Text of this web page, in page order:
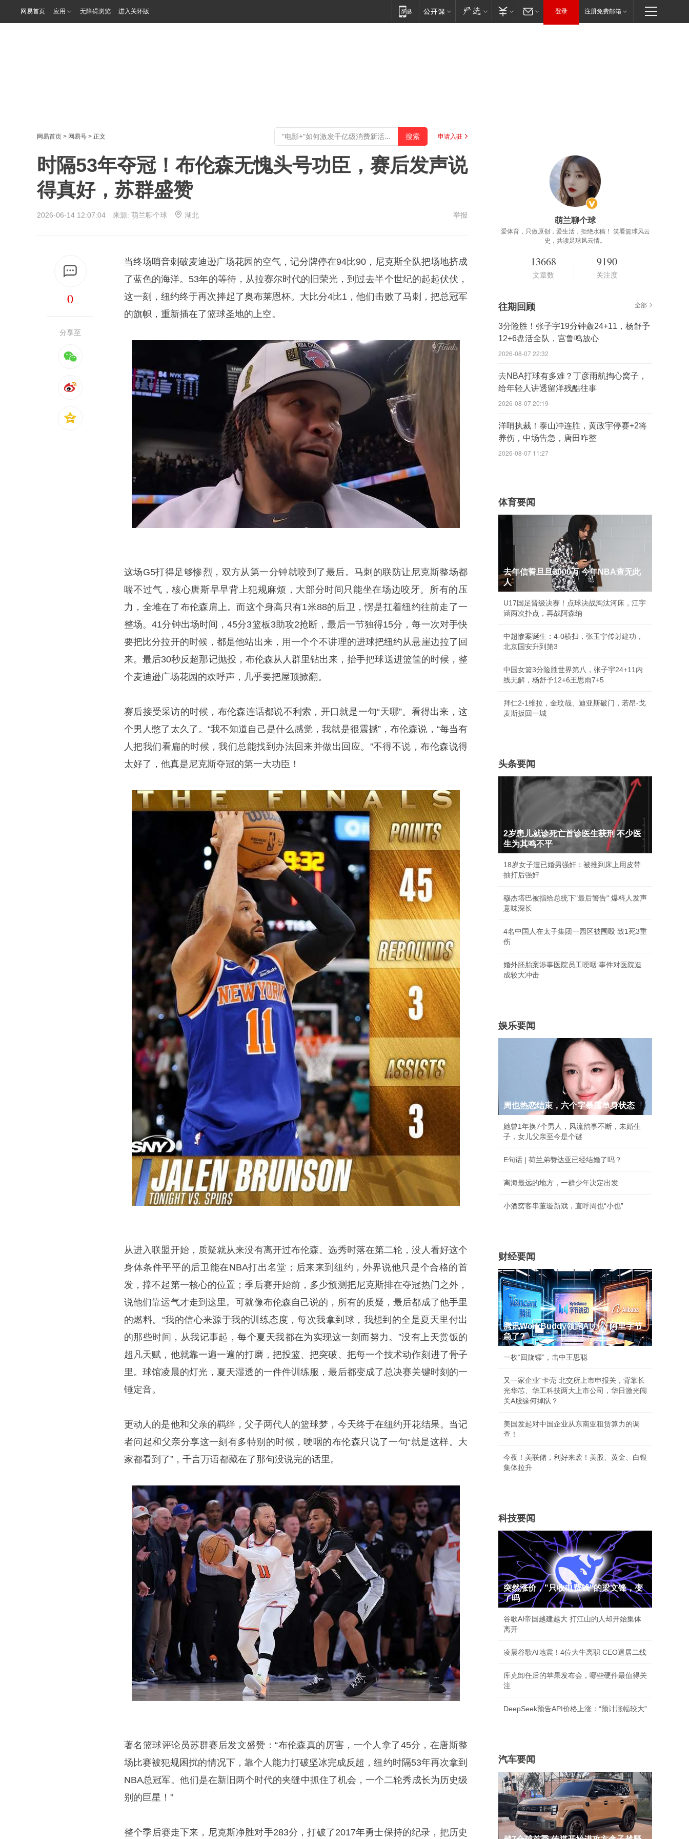
网易首页 应用 无障碍浏览 进入关怀版 登录 注册免费邮箱
网易首页 > 网易号 > 正文 申请入驻
时隔53年夺冠！布伦森无愧头号功臣，赛后发声说
得真好，苏群盛赞
2026-06-14 12:07:04 来源: 萌兰聊个球 湖北 举报
0
分享至
当终场哨音刺破麦迪逊广场花园的空气，记分牌停在94比90，尼克斯全队把场地挤成
了蓝色的海洋。53年的等待，从拉赛尔时代的旧荣光，到过去半个世纪的起起伏伏，
这一刻，纽约终于再次捧起了奥布莱恩杯。大比分4比1，他们击败了马刺，把总冠军
的旗帜，重新插在了篮球圣地的上空。
这场G5打得足够惨烈，双方从第一分钟就咬到了最后。马刺的联防让尼克斯整场都
喘不过气，核心唐斯早早背上犯规麻烦，大部分时间只能坐在场边咬牙。所有的压
力，全堆在了布伦森肩上。而这个身高只有1米88的后卫，愣是扛着纽约往前走了一
整场。41分钟出场时间，45分3篮板3助攻2抢断，最后一节独得15分，每一次对手快
要把比分拉开的时候，都是他站出来，用一个个不讲理的进球把纽约从悬崖边拉了回
来。最后30秒反超那记抛投，布伦森从人群里钻出来，抬手把球送进篮筐的时候，整
个麦迪逊广场花园的欢呼声，几乎要把屋顶掀翻。
赛后接受采访的时候，布伦森连话都说不利索，开口就是一句“天哪”。看得出来，这
个男人憋了太久了。“我不知道自己是什么感觉，我就是很震撼”，布伦森说，“每当有
人把我们看扁的时候，我们总能找到办法回来并做出回应。”不得不说，布伦森说得
太好了，他真是尼克斯夺冠的第一大功臣！
从进入联盟开始，质疑就从来没有离开过布伦森。选秀时落在第二轮，没人看好这个
身体条件平平的后卫能在NBA打出名堂；后来来到纽约，外界说他只是个合格的首
发，撑不起第一核心的位置；季后赛开始前，多少预测把尼克斯排在夺冠热门之外，
说他们靠运气才走到这里。可就像布伦森自己说的，所有的质疑，最后都成了他手里
的燃料。“我的信心来源于我的训练态度，每次我拿到球，我想到的全是夏天里付出
的那些时间，从我记事起，每个夏天我都在为实现这一刻而努力。”没有上天赏饭的
超凡天赋，他就靠一遍一遍的打磨，把投篮、把突破、把每一个技术动作刻进了骨子
里。球馆凌晨的灯光，夏天湿透的一件件训练服，最后都变成了总决赛关键时刻的一
锤定音。
更动人的是他和父亲的羁绊，父子两代人的篮球梦，今天终于在纽约开花结果。当记
者问起和父亲分享这一刻有多特别的时候，哽咽的布伦森只说了一句“就是这样。大
家都看到了”，千言万语都藏在了那句没说完的话里。
著名篮球评论员苏群赛后发文盛赞：“布伦森真的厉害，一个人拿了45分，在唐斯整
场比赛被犯规困扰的情况下，靠个人能力打破坚冰完成反超，纽约时隔53年再次拿到
NBA总冠军。他们是在新旧两个时代的夹缝中抓住了机会，一个二轮秀成长为历史级
别的巨星！”
整个季后赛走下来，尼克斯净胜对手283分，打破了2017年勇士保持的纪录，把历史
萌兰聊个球
爱体育，只做原创，爱生活，拒绝水稿！ 笑看篮球风云
史，共读足球风云情。
13668
文章数
9190
关注度
往期回顾 全部
3分险胜！张子宇19分钟轰24+11，杨舒予
12+6盘活全队，宫鲁鸣放心
2026-08-07 22:32
去NBA打球有多难？丁彦雨航掏心窝子，
给年轻人讲透留洋残酷往事
2026-08-07 20:19
洋哨执裁！泰山冲连胜，黄政宇停赛+2将
养伤，中场告急，唐田咋整
2026-08-07 11:27
体育要闻
去年信誓旦旦3000万 今年NBA查无此
人
U17国足晋级决赛！点球决战淘汰河床，江宇
涵两次扑点，再战阿森纳
中超惨案诞生：4-0横扫，张玉宁传射建功，
北京国安升到第3
中国女篮3分险胜世界第八，张子宇24+11内
线无解，杨舒予12+6王思雨7+5
拜仁2-1维拉，金玟哉、迪亚斯破门，若昂-戈
麦斯扳回一城
头条要闻
2岁患儿就诊死亡首诊医生获刑 不少医
生为其鸣不平
18岁女子遭已婚男强奸：被推到床上用皮带
抽打后强奸
穆杰塔巴被指给总统下"最后警告" 爆料人发声
意味深长
4名中国人在太子集团一园区被围殴 致1死3重
伤
婚外胚胎案涉事医院员工哽咽:事件对医院造
成较大冲击
娱乐要闻
周也热恋结束，六个字暴露单身状态
她曾1年换7个男人，风流韵事不断，未婚生
子，女儿父亲至今是个谜
E句话 | 荷兰弟赞达亚已经结婚了吗？
离海最远的地方，一群少年决定出发
小酒窝客串董璇新戏，直呼周也“小也”
财经要闻
腾讯WorkBuddy领跑AI办公 阿里字节
急了?
一枚“回旋镖”，击中王思聪
又一家企业“卡壳”北交所上市申报关，背靠长
光华芯、华工科技两大上市公司，华日激光闯
关A股缘何掉队？
美国发起对中国企业从东南亚租赁算力的调
查！
今夜！美联储，利好来袭！美股、黄金、白银
集体拉升
科技要闻
突然涨价，"只收电费钱"的梁文锋，变
了吗
谷歌AI帝国越建越大 打江山的人却开始集体
离开
凌晨谷歌AI地震！4位大牛离职 CEO退居二线
库克卸任后的苹果发布会，哪些硬件最值得关
注
DeepSeek预告API价格上涨：“预计涨幅较大”
汽车要闻